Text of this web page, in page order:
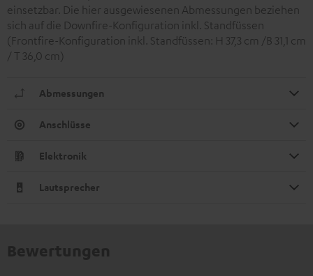
einsetzbar. Die hier ausgewiesenen Abmessungen beziehen
sich auf die Downfire-Konfiguration inkl. Standfüssen
(Frontfire-Konfiguration inkl. Standfüssen: H 37,3 cm /B 31,1 cm
/ T 36,0 cm)
Abmessungen
Anschlüsse
Elektronik
Lautsprecher